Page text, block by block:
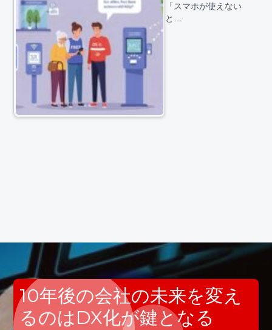
「スマホが使えない
と…
10年後の会社の未来を変え
るのはDX化が鍵となる